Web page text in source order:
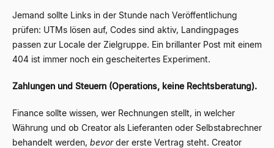
Jemand sollte Links in der Stunde nach Veröffentlichung
prüfen: UTMs lösen auf, Codes sind aktiv, Landingpages
passen zur Locale der Zielgruppe. Ein brillanter Post mit einem
404 ist immer noch ein gescheitertes Experiment.
Zahlungen und Steuern (Operations, keine Rechtsberatung).
Finance sollte wissen, wer Rechnungen stellt, in welcher
Währung und ob Creator als Lieferanten oder Selbstabrechner
behandelt werden, bevorder erste Vertrag steht. Creator